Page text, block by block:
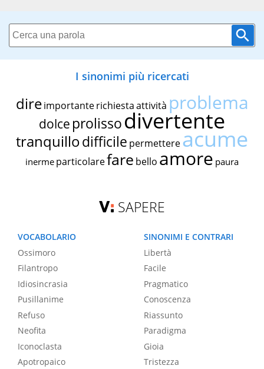
I sinonimi più ricercati
dire importante richiestaattività problema
dolce prolissodivertente
tranquillodifficile permettereacume
inerme particolarefare bello amore paura
SAPERE
VOCABOLARIO
Ossimoro
Filantropo
Idiosincrasia
Pusillanime
Refuso
Neofita
Iconoclasta
Apotropaico
SINONIMI E CONTRARI
Libertà
Facile
Pragmatico
Conoscenza
Riassunto
Paradigma
Gioia
Tristezza